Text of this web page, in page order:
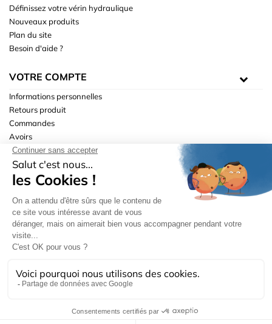
Définissez votre vérin hydraulique
Nouveaux produits
Plan du site
Besoin d'aide ?
VOTRE COMPTE
Informations personnelles
Retours produit
Commandes
Avoirs
Adresses
Bons de réduction
de ventes| © Hydrodis 2003-2026. Tous droits réservés